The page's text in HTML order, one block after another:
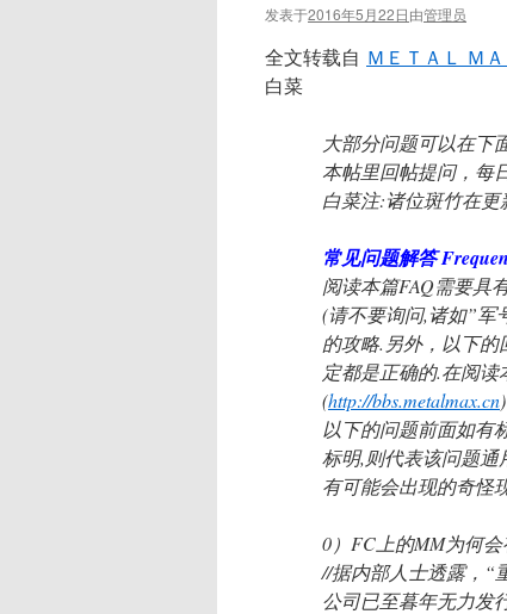
发表于2016年5月22日由管理员
全文转载自 ＭＥＴＡＬ Ｍ
白菜
大部分问题可以在下
本帖里回帖提问，每
白菜注:诸位斑竹在更
常见问题解答
阅读本篇FAQ需要具
(请不要询问,诸如”军
的攻略.另外，以下
定都是正确的.在阅
(http://bbs.metalmax.cn
以下的问题前面如有
标明,则代表该问题通
有可能会出现的奇怪
0）FC上的MM为何
//据内部人士透露，“
公司已至暮年无力发